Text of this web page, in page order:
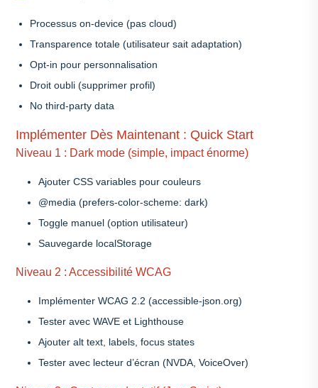
Processus on-device (pas cloud)
Transparence totale (utilisateur sait adaptation)
Opt-in pour personnalisation
Droit oubli (supprimer profil)
No third-party data
Implémenter Dès Maintenant : Quick Start
Niveau 1 : Dark mode (simple, impact énorme)
Ajouter CSS variables pour couleurs
@media (prefers-color-scheme: dark)
Toggle manuel (option utilisateur)
Sauvegarde localStorage
Niveau 2 : Accessibilité WCAG
Implémenter WCAG 2.2 (accessible-json.org)
Tester avec WAVE et Lighthouse
Ajouter alt text, labels, focus states
Tester avec lecteur d’écran (NVDA, VoiceOver)